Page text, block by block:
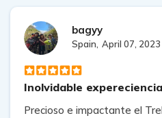
recomiendo sin ninguna
profesional, me he sentido
disfrutando del viaje porque
bagyy
Spain, April 07, 2023
Inolvidable
Precioso e impactante el